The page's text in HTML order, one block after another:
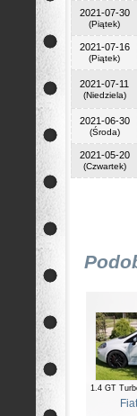
2021-07-30
(Piątek)
2021-07-16
(Piątek)
2021-07-11
(Niedziela)
2021-06-30
(Środa)
2021-05-20
(Czwartek)
1.4 GT